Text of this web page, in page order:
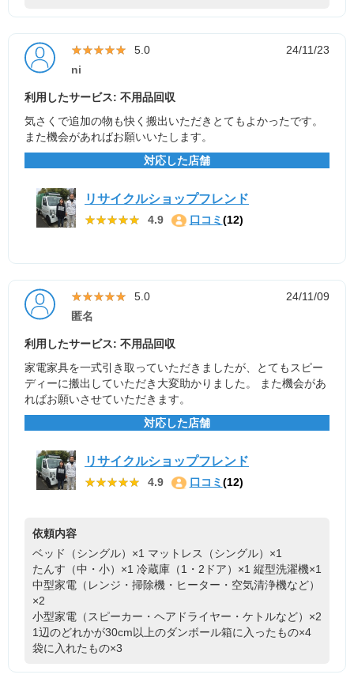
★★★★★
★★★★★ 5.0
24/11/23
ni
利用したサービス: 不用品回収
気さくで追加の物も快く搬出いただきとてもよかったです。
また機会があればお願いいたします。
対応した店舗
リサイクルショップフレンド
★★★★★
★★★★★ 4.9 口コミ (12)
★★★★★
★★★★★ 5.0
24/11/09
匿名
利用したサービス: 不用品回収
家電家具を一式引き取っていただきましたが、とてもスピー
ディーに搬出していただき大変助かりました。 また機会があ
ればお願いさせていただきます。
対応した店舗
リサイクルショップフレンド
★★★★★
★★★★★ 4.9 口コミ (12)
依頼内容
ベッド（シングル）×1 マットレス（シングル）×1
たんす（中・小）×1 冷蔵庫（1・2ドア）×1 縦型洗濯機×1
中型家電（レンジ・掃除機・ヒーター・空気清浄機など）
×2
小型家電（スピーカー・ヘアドライヤー・ケトルなど）×2
1辺のどれかが30cm以上のダンボール箱に入ったもの×4
袋に入れたもの×3